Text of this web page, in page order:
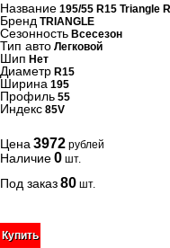
Название 195/55 R15 Triangle
Бренд TRIANGLE
Сезонность Всесезон
Тип авто Легковой
Шип Нет
Диаметр R15
Ширина 195
Профиль 55
Индекс 85V
Цена 3972 рублей
Наличие0 шт.
Под заказ80 шт.
Купить